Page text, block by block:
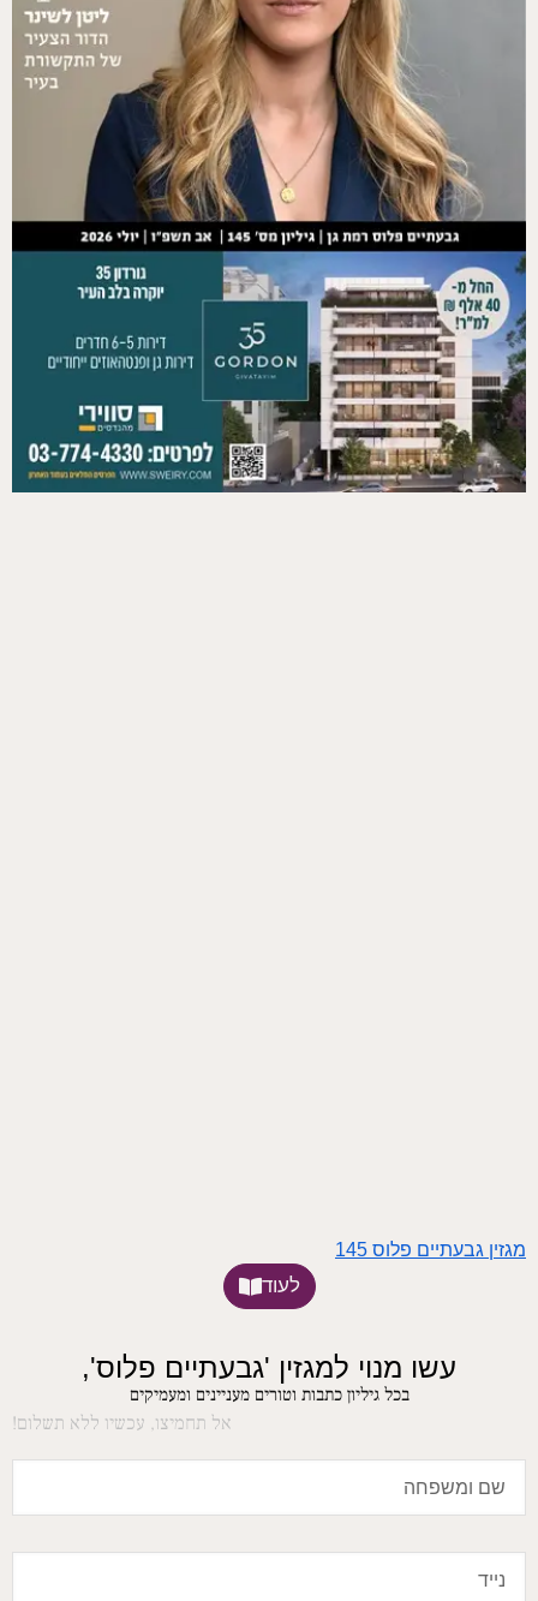
מגזין גבעתיים פלוס 145
לעוד
עשו מנוי למגזין 'גבעתיים פלוס',
בכל גיליון כתבות וטורים מעניינים ומעמיקים
אל תחמיצו, עכשיו ללא תשלום!